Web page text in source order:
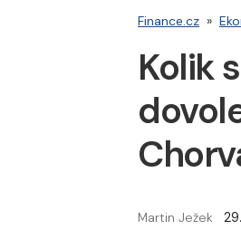
Finance.cz »
Kolik
Martin Ježek